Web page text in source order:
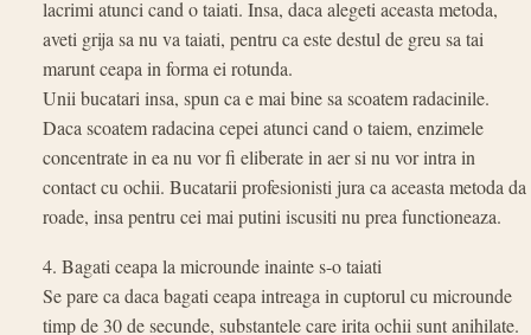
lacrimi atunci cand o taiati. Insa, daca alegeti aceasta metoda,
aveti grija sa nu va taiati, pentru ca este destul de greu sa tai
marunt ceapa in forma ei rotunda.
Unii bucatari insa, spun ca e mai bine sa scoatem radacinile.
Daca scoatem radacina cepei atunci cand o taiem, enzimele
concentrate in ea nu vor fi eliberate in aer si nu vor intra in
contact cu ochii. Bucatarii profesionisti jura ca aceasta metoda da
roade, insa pentru cei mai putini iscusiti nu prea functioneaza.
4. Bagati ceapa la microunde inainte s-o taiati
Se pare ca daca bagati ceapa intreaga in cuptorul cu microunde
timp de 30 de secunde, substantele care irita ochii sunt anihilate.